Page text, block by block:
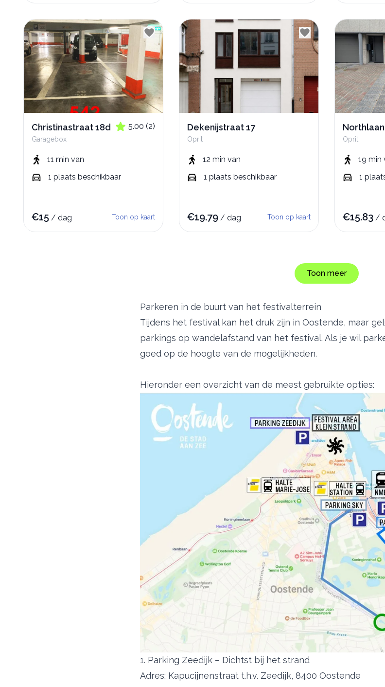
Christinastraat 18d 5.00 (2)
Garagebox
11 min van
1 plaats beschikbaar
€15 / dag Toon op kaart
Dekenijstraat 17
Oprit
12 min van
1 plaats beschikbaar
€19.79 / dag Toon op kaart
Northlaan
Oprit
19 min
1
€15.83 /
Toon meer
Parkeren in de buurt van het festivalterrein
Tijdens het festival kan het druk zijn in Oostende, maar
parkings op wandelafstand van het festival. Als je wil
goed op de hoogte van de mogelijkheden.
Hieronder een overzicht van de meest gebruikte opties:
1. Parking Zeedijk – Dichtst bij het strand
Adres: Kapucijnenstraat t.h.v. Zeedijk, 8400 Oostende